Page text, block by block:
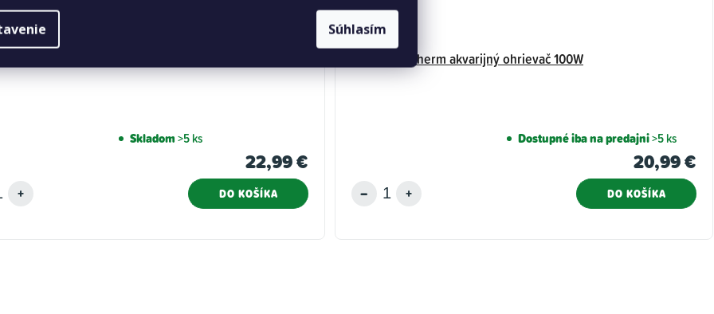
Súhlasím
Skladom>5 ks
22,99 €
DO KOŠÍKA
Newa Eco-Therm akvarijný ohrievač 100W
Dostupné iba na predajni>5 ks
20,99 €
DO KOŠÍKA